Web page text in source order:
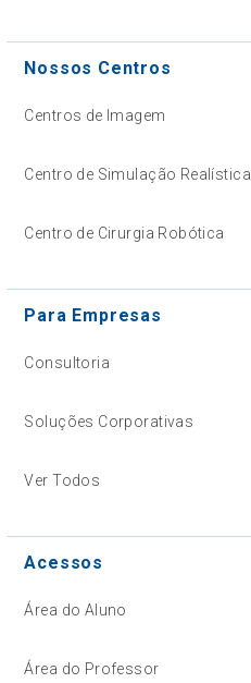
Nossos Centros
Centros de Imagem
Centro de Simulação Realística
Centro de Cirurgia Robótica
Para Empresas
Consultoria
Soluções Corporativas
Ver Todos
Acessos
Área do Aluno
Área do Professor